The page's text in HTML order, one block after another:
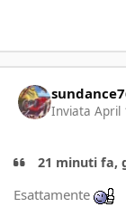
Inviata April
21 minuti fa,
Esattamente